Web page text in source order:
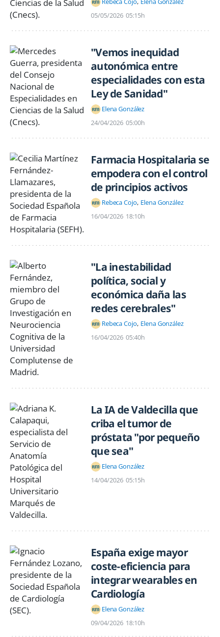
05/05/2026 05:15h
"Vemos inequidad
autonómica entre
especialidades con esta
Ley de Sanidad"
Elena González
24/04/2026 05:00h
Farmacia Hospitalaria se
empodera con el control
de principios activos
Rebeca Cojo Elena González
16/04/2026 18:10h
"La inestabilidad
política, social y
económica daña las
redes cerebrales"
Rebeca Cojo Elena González
16/04/2026 05:40h
La IA de Valdecilla que
criba el tumor de
próstata "por pequeño
que sea"
Elena González
14/04/2026 05:15h
España exige mayor
coste-eficiencia para
integrar wearables en
Cardiología
Elena González
09/04/2026 18:10h